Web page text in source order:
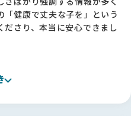
いて、「ここなら信頼でき
いで頂いたなと、心から感
健康で丈夫な子を」という
さり、本当に安心できまし
の温かい重みを感じるたび
ど、今でも繋がっていられる